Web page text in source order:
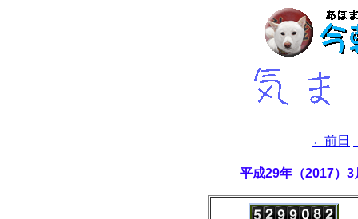
←前日
平成29年（2017